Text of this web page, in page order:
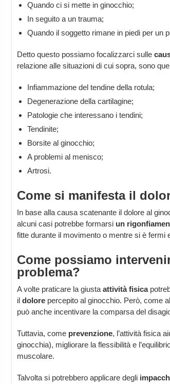
Quando ci si mette in ginocchio;
In seguito a un trauma;
Quando il soggetto rimane in piedi per un
Detto questo possiamo focalizzarci sulle
relazione alle situazioni di cui sopra, sono
Infiammazione del tendine della rotula;
Degenerazione della cartilagine;
Patologie che interessano i tendini;
Tendinite;
Borsite al ginocchio;
A problemi al menisco;
Artrosi.
Come si manifesta il
In base alla causa scatenante il dolore al
alcuni casi potrebbe formarsi un
fitte durante il movimento o mentre si è fermi
Come possiamo
problema?
A volte praticare la giusta attività fisica
il dolorepercepito al ginocchio. Però, come
può anche incentivare la comparsa del
Tuttavia, come prevenzione, l’attività fisica
ginocchia), migliorare la flessibilità e
muscolare.
Talvolta si potrebbero applicare degli